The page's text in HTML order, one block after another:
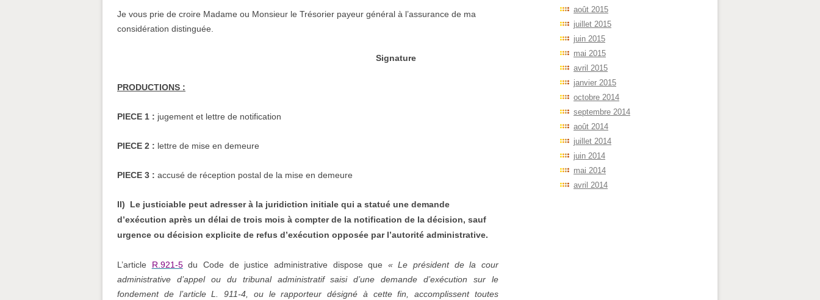
Je vous prie de croire Madame ou Monsieur le Trésorier payeur général à l’assurance de ma
considération distinguée.
Signature
PRODUCTIONS :
PIECE 1 : jugement et lettre de notification
PIECE 2 : lettre de mise en demeure
PIECE 3 : accusé de réception postal de la mise en demeure
II) Le justiciable peut adresser à la juridiction initiale qui a statué une demande
d’exécution après un délai de trois mois à compter de la notification de la décision, sauf
urgence ou décision explicite de refus d’exécution opposée par l’autorité administrative.
L’article R.921-5du Code de justice administrative dispose que « Le président de la cour
administrative d’appel ou du tribunal administratif saisi d’une demande d’exécution sur le
fondement de l’article L. 911-4, ou le rapporteur désigné à cette fin, accomplissent toutes
août 2015
juillet 2015
juin 2015
mai 2015
avril 2015
janvier 2015
octobre 2014
septembre 2014
août 2014
juillet 2014
juin 2014
mai 2014
avril 2014